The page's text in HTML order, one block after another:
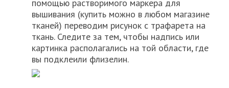
помощью растворимого маркера для
вышивания (купить можно в любом магазине
тканей) переводим рисунок с трафарета на
ткань. Следите за тем, чтобы надпись или
картинка располагались на той области, где
вы подклеили флизелин.